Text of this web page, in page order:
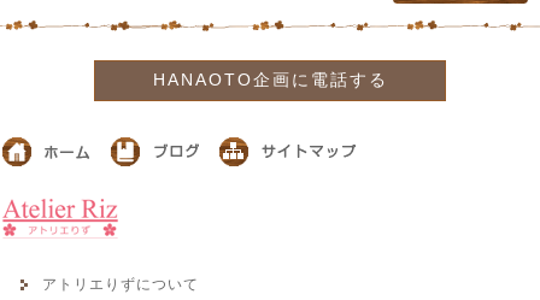
HANAOTO企画に電話する
アトリエりずについて